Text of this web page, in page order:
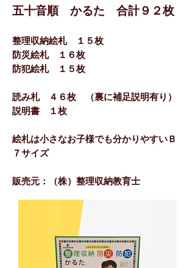
五十音順 かるた 合計９２枚
整理収納絵札 １５枚
防災絵札 １６枚
防犯絵札 １５枚
読み札 ４６枚 （裏に補足説明有り）
説明書 １枚
​絵札は小さなお子様でも分かりやすいＢ
７サイズ
​販売元：（株）整理収納教育士